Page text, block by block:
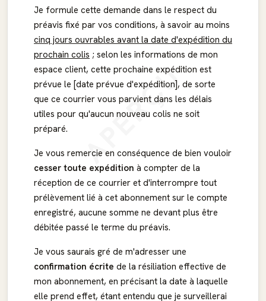
APERÇU
Je formule cette demande dans le respect du
préavis fixé par vos conditions, à savoir au moins
cinq jours ouvrables avant la date d'expédition du
prochain colis ; selon les informations de mon
espace client, cette prochaine expédition est
prévue le [date prévue d'expédition], de sorte
que ce courrier vous parvient dans les délais
utiles pour qu'aucun nouveau colis ne soit
préparé.
Je vous remercie en conséquence de bien vouloir
cesser toute expédition à compter de la
réception de ce courrier et d'interrompre tout
prélèvement lié à cet abonnement sur le compte
enregistré, aucune somme ne devant plus être
débitée passé le terme du préavis.
Je vous saurais gré de m'adresser une
confirmation écrite de la résiliation effective de
mon abonnement, en précisant la date à laquelle
elle prend effet, étant entendu que je surveillerai